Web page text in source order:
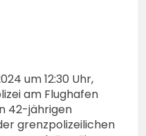
um 12:30 Uhr,
am Flughafen
42-jährigen
grenzpolizeilichen